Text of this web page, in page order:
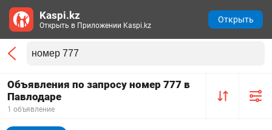
Объявления по запросу номер 777 в
Павлодаре
1 объявление
Kaspi.kz
Открыть в Приложении Kaspi.kz
Открыть